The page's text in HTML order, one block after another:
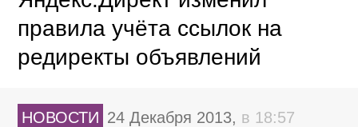
правила учёта ссылок на
редиректы объявлений
НОВОСТИ 24 Декабря 2013, в 18:57